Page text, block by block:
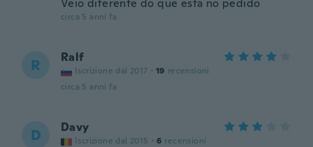
Veio diferente do que está no pedido
circa 5 anni fa
R Ralf
Iscrizione dal 2017 · 19 recensioni
circa 5 anni fa
D Davy
Iscrizione dal 2015 · 6 recensioni